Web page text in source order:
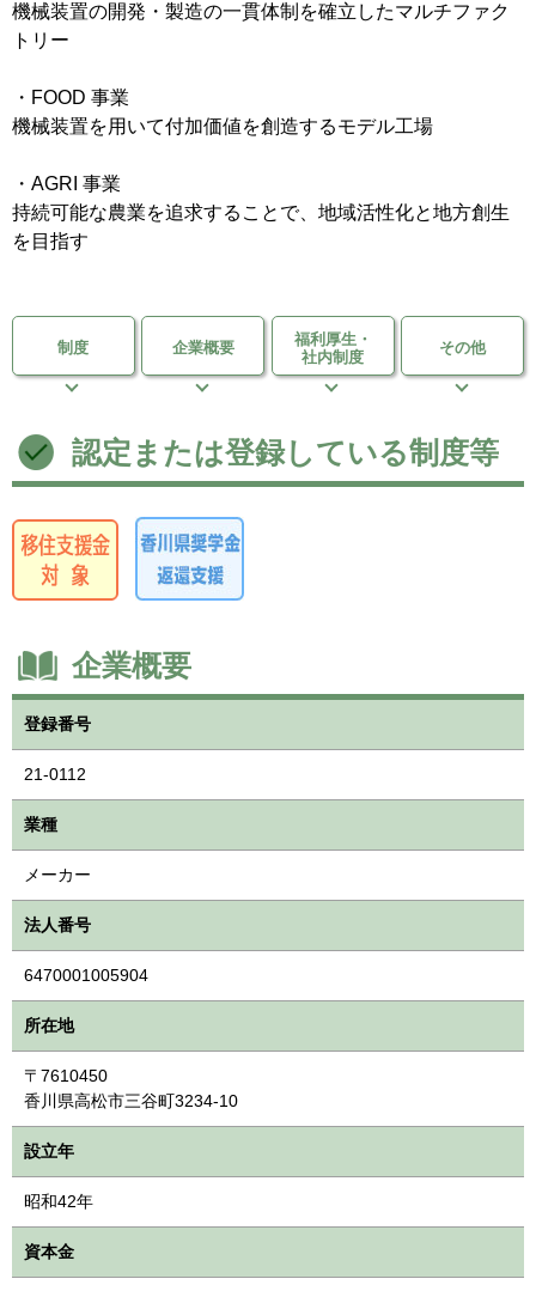
機械装置の開発・製造の一貫体制を確立したマルチファク
トリー
・FOOD 事業
機械装置を用いて付加価値を創造するモデル工場
・AGRI 事業
持続可能な農業を追求することで、地域活性化と地方創生
を目指す
制度 企業概要
福利厚生・
社内制度
その他
認定または登録している制度等
企業概要
登録番号
21-0112
業種
メーカー
法人番号
6470001005904
所在地
〒7610450
香川県高松市三谷町3234-10
設立年
昭和42年
資本金